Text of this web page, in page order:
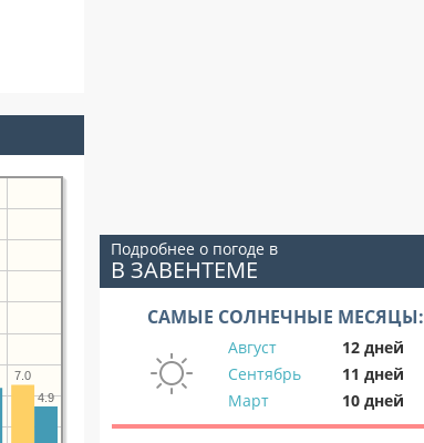
7.0
4.9
Подробнее о погоде в
В ЗАВЕНТЕМЕ
САМЫЕ СОЛНЕЧНЫЕ МЕСЯЦЫ:
Август
12 дней
Сентябрь
11 дней
Март
10 дней